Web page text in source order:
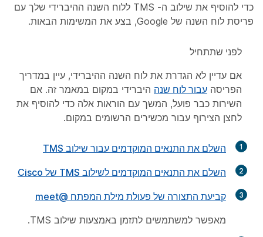
כדי להוסיף את שילוב ה- TMS ללוח השנה ההיברידי שלך עם
פריסת לוח השנה של Google, בצע את המשימות הבאות.
לפני שתתחיל
אם עדיין לא הגדרת את לוח השנה ההיברידי, עיין במדריך
הפריסה עבור לוח שנה היברידי במקום במאמר זה. אם
השירות כבר פועל, המשך עם הוראות אלה כדי להוסיף את
לחצן הצירוף עבור מכשירים הרשומים במקום.
1 השלם את התנאים המוקדמים עבור שילוב TMS
2 השלם את התנאים המוקדמים לשילוב TMS של Cisco
3
קביעת התצורה של פעולת מילת המפתח @meet
מאפשר למשתמשים לתזמן באמצעות שילוב TMS.